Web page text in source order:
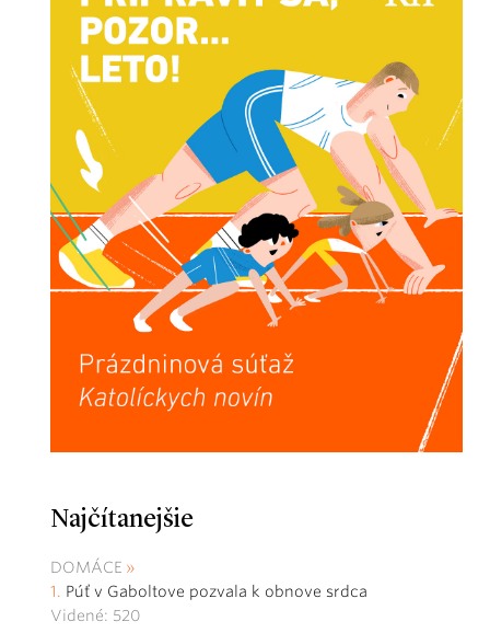
Najčítanejšie
DOMÁCE
Púť v Gaboltove pozvala k obnove srdca
Videné: 520